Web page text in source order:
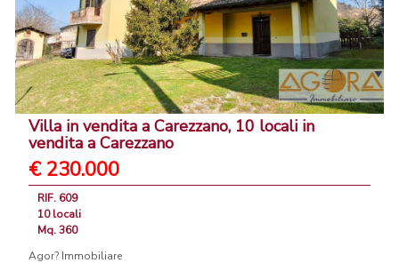
Villa in vendita a Carezzano, 10 locali in
vendita a Carezzano
€ 230.000
RIF. 609
10 locali
Mq. 360
Agor? Immobiliare